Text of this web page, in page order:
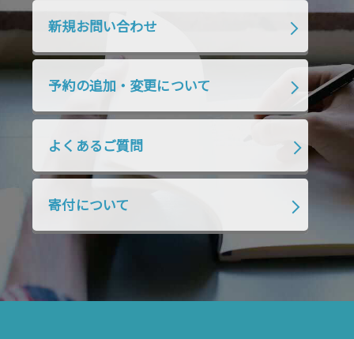
2019年9月
2019年4月
2018年7月 2018年6月
2018年4月 2018年3月 2018年2月
2018年1月 2017年12月
2017年10月 2017年9月 2017年8月
2017年5月
2017年4月
新規お問い合わせ
予約の追加・変更について
よくあるご質問
寄付について